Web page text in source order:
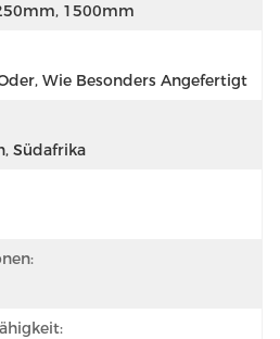
1500mm
Wie Besonders Angefertigt
Südafrika